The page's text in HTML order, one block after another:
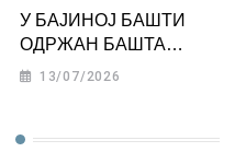
У БАЈИНОЈ БАШТИ
ОДРЖАН БАШТА
ФЕСТ 2026
13/07/2026